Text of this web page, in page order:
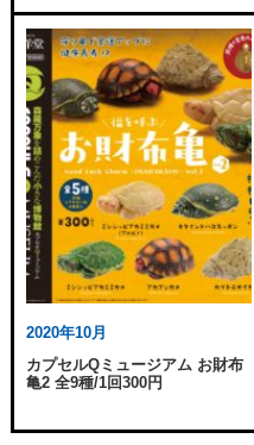
2020年10月
カプセルQミュージアム お財布
亀2 全9種/1回300円